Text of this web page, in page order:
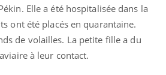
Elle a été hospitalisée dans la
ont été placés en quarantaine.
de volailles. La petite fille a du
à leur contact.